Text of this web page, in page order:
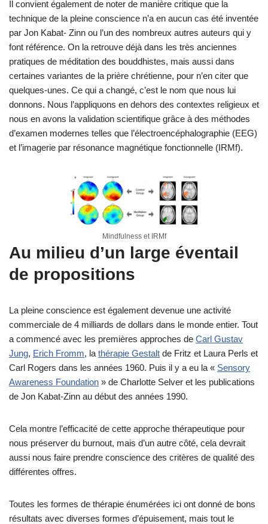
Il convient également de noter de manière critique que la
technique de la pleine conscience n’a en aucun cas été inventée
par Jon Kabat- Zinn ou l’un des nombreux autres auteurs qui y
font référence. On la retrouve déjà dans les très anciennes
pratiques de méditation des bouddhistes, mais aussi dans
certaines variantes de la prière chrétienne, pour n’en citer que
quelques-unes. Ce qui a changé, c’est le nom que nous lui
donnons. Nous l’appliquons en dehors des contextes religieux et
nous en avons la validation scientifique grâce à des méthodes
d’examen modernes telles que l’électroencéphalographie (EEG)
et l’imagerie par résonance magnétique fonctionnelle (IRMf).
Mindfulness et IRMf
Au milieu d’un large éventail
de propositions
La pleine conscience est également devenue une activité
commerciale de 4 milliards de dollars dans le monde entier. Tout
a commencé avec les premières approches de Carl Gustav
Jung, Erich Fromm, la thérapie Gestalt de Fritz et Laura Perls et
Carl Rogers dans les années 1960. Puis il y a eu la « Sensory
Awareness Foundation » de Charlotte Selver et les publications
de Jon Kabat-Zinn au début des années 1990.
Cela montre l’efficacité de cette approche thérapeutique pour
nous préserver du burnout, mais d’un autre côté, cela devrait
aussi nous faire prendre conscience des critères de qualité des
différentes offres.
Toutes les formes de thérapie énumérées ici ont donné de bons
résultats avec diverses formes d’épuisement, mais tout le